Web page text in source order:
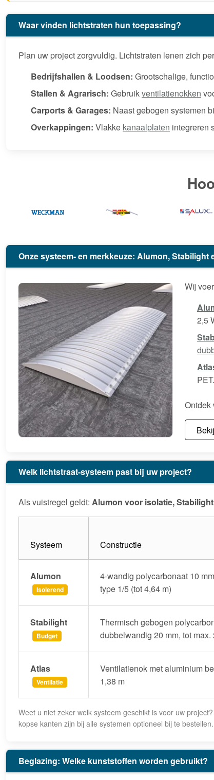
Waar vinden lichtstraten hun toepassing?
Plan uw project zorgvuldig. Lichtstraten lenen zich
Bedrijfshallen & Loodsen: Grootschalige,
Stallen & Agrarisch: Gebruikventilatienokken
Carports & Garages: Naast gebogen systemen
Overkappingen: Vlakke kanaalplaten integreren
Onze systeem- en merkkeuze: Alumon, Stabilight
Wij
2,5
PET.
Ontdek
Welk lichtstraat-systeem past bij uw project?
Als vuistregel geldt: Alumon voor isolatie,
Systeem Constructie
Alumon
Isolerend
4-wandig polycarbonaat 10
type 1/5 (tot 4,64 m)
Stabilight
Budget
Thermisch gebogen
dubbelwandig 20 mm, tot max.
Atlas
Ventilatie
Ventilatienok met aluminium
1,38 m
Weet u niet zeker welk systeem geschikt is voor uw
kopse kanten zijn bij alle systemen optioneel bij te bestellen.
Beglazing: Welke kunststoffen worden gebruikt?